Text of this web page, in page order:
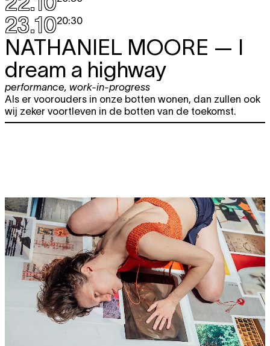
23.1020:30
NATHANIEL MOORE — I
dream a highway
performance, work-in-progress
Als er voorouders in onze botten wonen, dan zullen ook
wij zeker voortleven in de botten van de toekomst.